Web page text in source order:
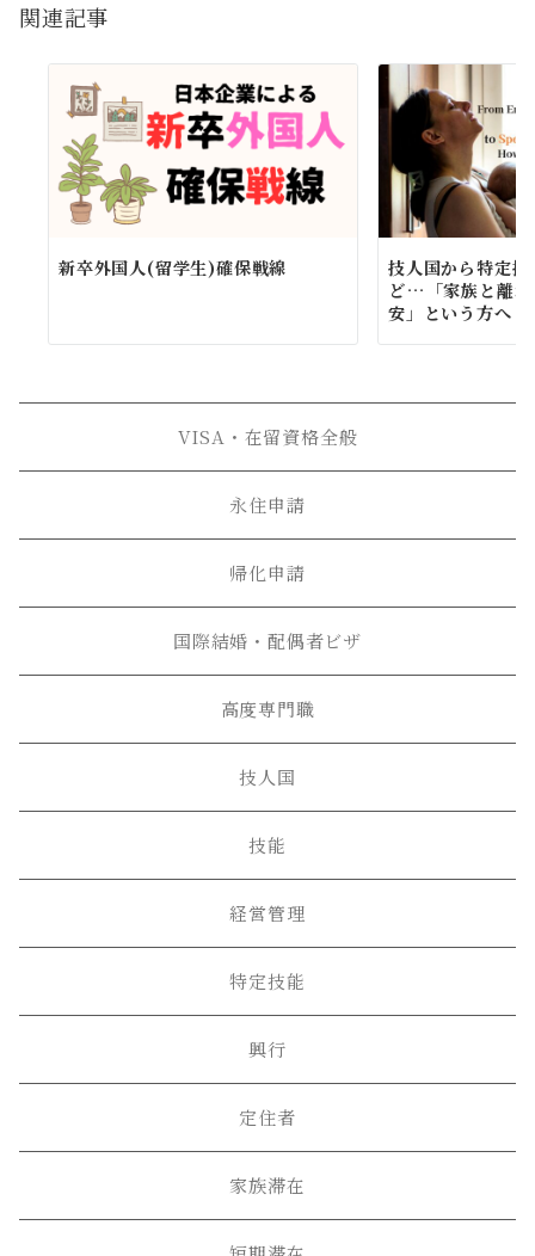
ン
関連記事
新卒外国人(留学生)確保戦線
技人国から特定
ど…「家族と離
安」という方へ
VISA・在留資格全般
永住申請
帰化申請
国際結婚・配偶者ビザ
高度専門職
技人国
技能
経営管理
特定技能
興行
定住者
家族滞在